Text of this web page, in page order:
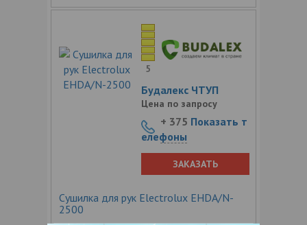
Сушилка для рук Electrolux EHDA/N-
2500
5
Будалекс ЧТУП
Цена по запросу
+ 375 Показать т
елефоны
ЗАКАЗАТЬ